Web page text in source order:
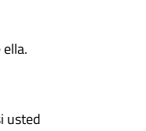
usted